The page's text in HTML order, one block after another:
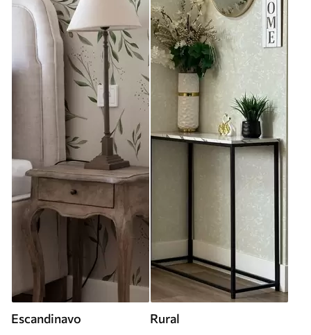
Escandinavo Rural